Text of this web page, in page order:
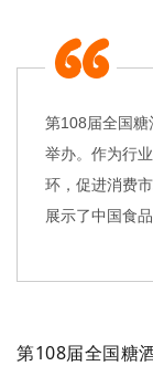
第108届全国
举办。作为行
环，促进消费
展示了中国食
第108届全国糖